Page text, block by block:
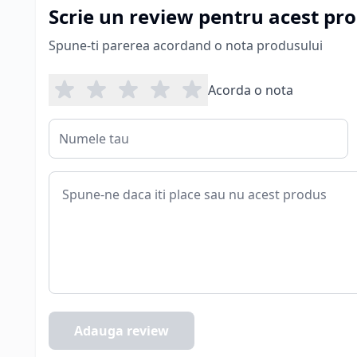
Scrie un review pentru acest
Spune-ti parerea acordand o nota produsului
Acorda o nota
Adauga review